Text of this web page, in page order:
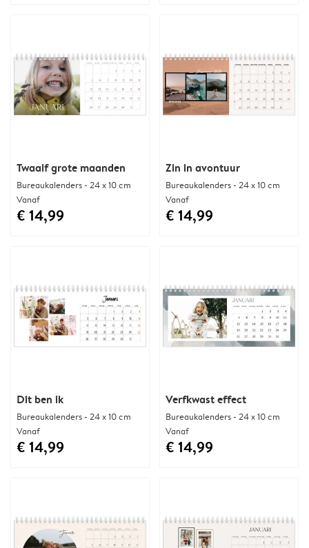
Twaalf grote maanden
Bureaukalenders - 24 x 10 cm
Vanaf
€ 14,99
Zin in avontuur
Bureaukalenders - 24 x 10 cm
Vanaf
€ 14,99
Dit ben ik
Bureaukalenders - 24 x 10 cm
Vanaf
€ 14,99
Verfkwast effect
Bureaukalenders - 24 x 10 cm
Vanaf
€ 14,99